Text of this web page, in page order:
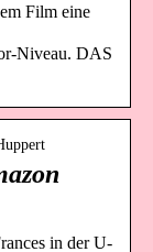
Film eine
Niveau. DAS
in der U-